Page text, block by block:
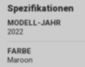
Spezifikationen
MODELL-JAHR
2022
FARBE
Maroon